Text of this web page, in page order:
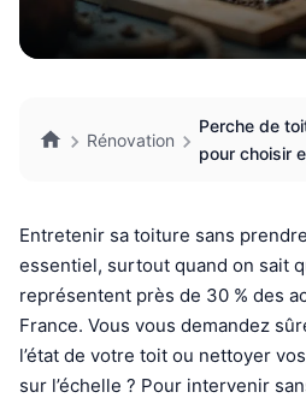
Rénovation
Perche de
pour choisir
Entretenir sa toiture sans
essentiel, surtout quand on sait
représentent près de 30 % des
France. Vous vous demandez
l’état de votre toit ou nettoyer
sur l’échelle ? Pour intervenir